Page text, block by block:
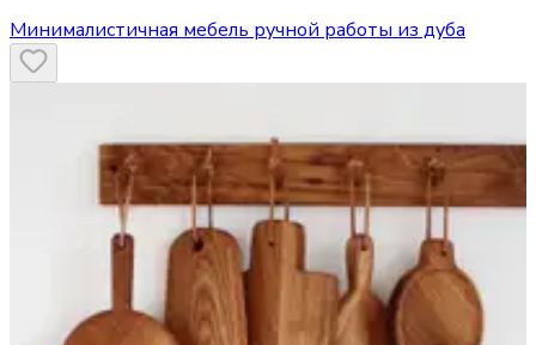
Минималистичная мебель ручной работы из дуба